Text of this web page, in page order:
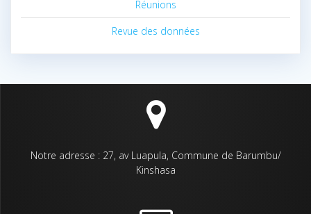
Réunions
Revue des données
Notre adresse : 27, av Luapula, Commune de Barumbu/
Kinshasa